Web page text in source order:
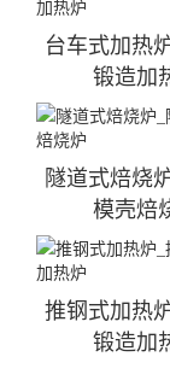
台车式加热
锻造加
隧道式焙烧
模壳焙
推钢式加热
锻造加